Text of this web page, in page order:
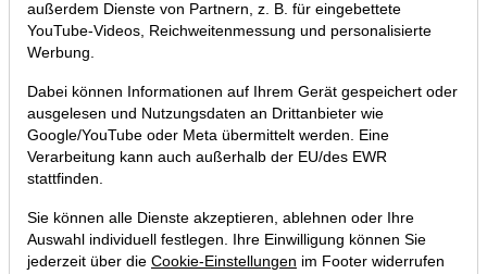
Chartanalyse Allianz: Pullback
abgeschlossen – Einstiegsgelegenheit
beim Versicherer!
11.10.2019 um 22:03 Uhr | P. Uhlschmied
außerdem Dienste von Partnern, z. B. für eingebettete
YouTube-Videos, Reichweitenmessung und personalisierte
Werbung.
Dabei können Informationen auf Ihrem Gerät gespeichert oder
ausgelesen und Nutzungsdaten an Drittanbieter wie
Google/YouTube oder Meta übermittelt werden. Eine
Verarbeitung kann auch außerhalb der EU/des EWR
stattfinden.
Sie können alle Dienste akzeptieren, ablehnen oder Ihre
Auswahl individuell festlegen. Ihre Einwilligung können Sie
jederzeit über die Cookie-Einstellungen im Footer widerrufen